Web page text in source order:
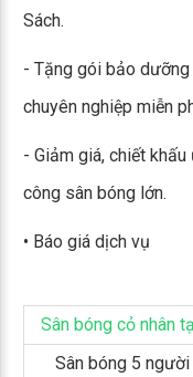
Sách.
- Tặng gói bảo
chuyên nghiệp miễn
- Giảm giá, chiết
công sân bóng lớn.
• Báo giá dịch vụ
Sân bóng cỏ nhân
Sân bóng 5 người